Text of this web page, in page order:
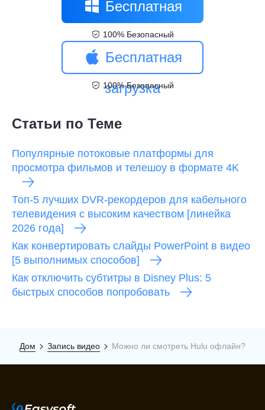
Бесплатная
загрузка
100% Безопасный
Бесплатная
загрузка
100% Безопасный
Статьи по Теме
Популярные потоковые платформы для
просмотра фильмов и телешоу в формате 4K
Топ-5 лучших DVR-рекордеров для кабельного
телевидения с высоким качеством [линейка
2026 года]
Как конвертировать слайды PowerPoint в видео
[5 выполнимых способов]
Как отключить субтитры в Disney Plus: 5
быстрых способов попробовать
Дом Запись видео Можно ли смотреть Hulu офлайн?